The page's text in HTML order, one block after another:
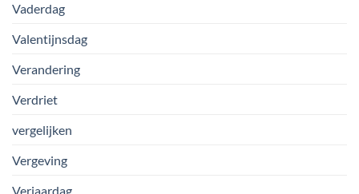
Vaderdag
Valentijnsdag
Verandering
Verdriet
vergelijken
Vergeving
Verjaardag